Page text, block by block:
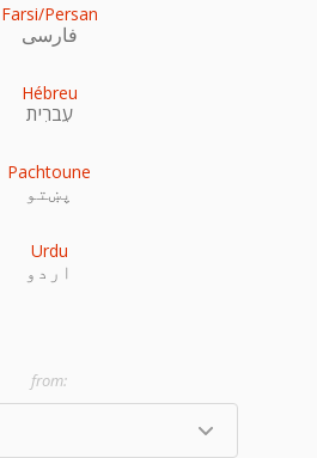
Farsi/Persan
فارسی
Hébreu
עִברִית
Pachtoune
پښتو
Urdu
اردو